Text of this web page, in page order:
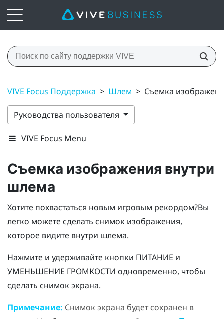
VIVE Focus Поддержка > Шлем > Съемка
Руководства пользователя
VIVE Focus Menu
Съемка изображения внутри
шлема
Хотите похвастаться новым игровым рекордом?Вы
легко можете сделать снимок изображения,
которое видите внутри шлема.
Нажмите и удерживайте кнопки ПИТАНИЕ и
УМЕНЬШЕНИЕ ГРОМКОСТИ одновременно, чтобы
сделать снимок экрана.
Примечание: Снимок экрана будет сохранен в